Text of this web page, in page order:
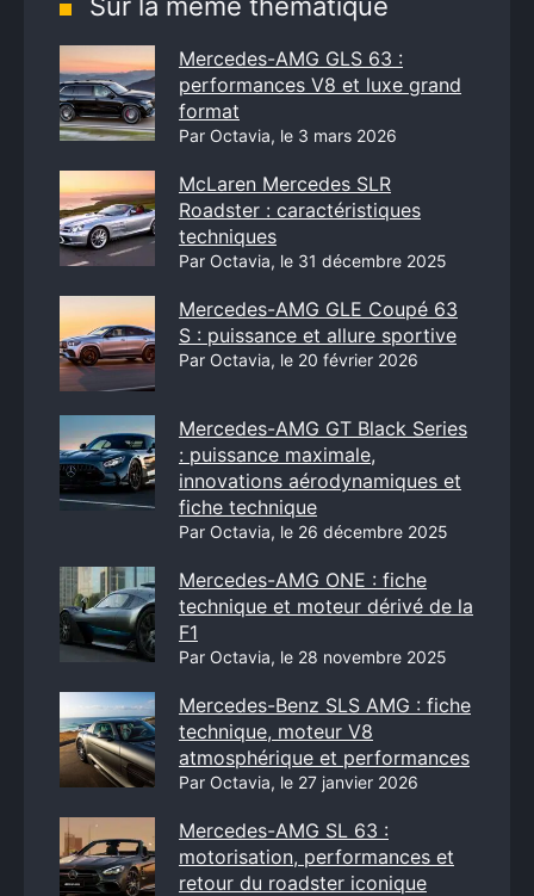
Mercedes-AMG GLS 63 :
performances V8 et luxe grand
format
Par Octavia, le 3 mars 2026
McLaren Mercedes SLR
Roadster : caractéristiques
techniques
Par Octavia, le 31 décembre 2025
Mercedes-AMG GLE Coupé 63
S : puissance et allure sportive
Par Octavia, le 20 février 2026
Mercedes-AMG GT Black Series
: puissance maximale,
innovations aérodynamiques et
fiche technique
Par Octavia, le 26 décembre 2025
Mercedes-AMG ONE : fiche
technique et moteur dérivé de la
F1
Par Octavia, le 28 novembre 2025
Mercedes-Benz SLS AMG : fiche
technique, moteur V8
atmosphérique et performances
Par Octavia, le 27 janvier 2026
Mercedes-AMG SL 63 :
motorisation, performances et
retour du roadster iconique